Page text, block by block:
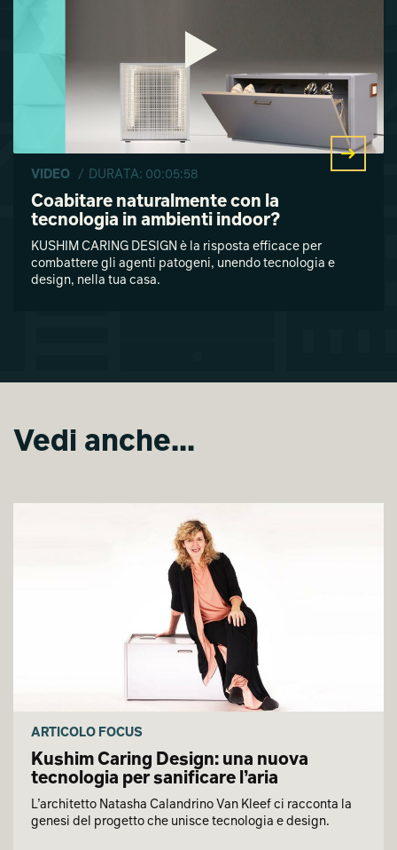
VIDEO / DURATA: 00:05:58
Coabitare naturalmente con la
tecnologia in ambienti indoor?
KUSHIM CARING DESIGN è la risposta efficace per
combattere gli agenti patogeni, unendo tecnologia e
design, nella tua casa.
Vedi anche...
ARTICOLO FOCUS
Kushim Caring Design: una nuova
tecnologia per sanificare l’aria
L’architetto Natasha Calandrino Van Kleef ci racconta la
genesi del progetto che unisce tecnologia e design.